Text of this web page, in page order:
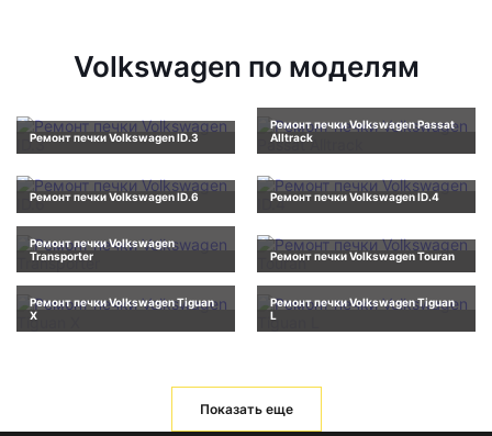
Volkswagen по моделям
Ремонт печки Volkswagen ID.3
Ремонт печки Volkswagen Passat
Alltrack
Ремонт печки Volkswagen ID.6 Ремонт печки Volkswagen ID.4
Ремонт печки Volkswagen
Transporter
Ремонт печки Volkswagen Touran
Ремонт печки Volkswagen Tiguan
X
Ремонт печки Volkswagen Tiguan
L
Показать еще